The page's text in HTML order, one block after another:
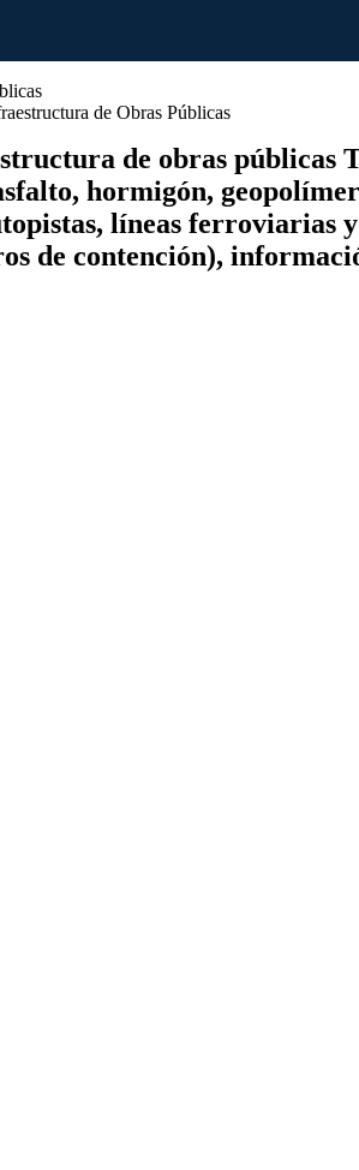
de Obras Públicas
de obras públicas
hormigón,
líneas ferroviarias
de contención),